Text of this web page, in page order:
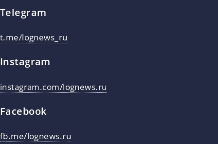
Telegram
t.me/lognews_ru
Instagram
instagram.com/lognews.ru
Facebook
fb.me/lognews.ru